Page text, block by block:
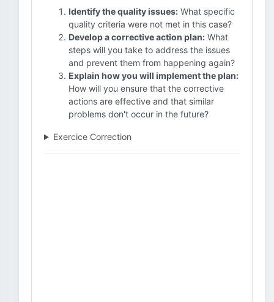
Identify the quality issues: What specific
quality criteria were not met in this case?
Develop a corrective action plan: What
steps will you take to address the issues
and prevent them from happening again?
Explain how you will implement the plan:
How will you ensure that the corrective
actions are effective and that similar
problems don't occur in the future?
Exercice Correction